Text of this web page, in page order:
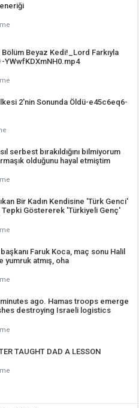
Beyaz Kedi!_Lord Farkıyla
YWwfKDXmNH0.mp4
2'nin Sonunda Öldü-e45c6eq6-
serbest bırakıldığını bilmiyorum
olduğunu hayal etmiştim
Bir Kadın Kendisine 'Türk Genci'
Tepki Göstererek 'Türkiyeli Genç'
Faruk Koca, maç sonu Halil
yumruk atmış, oha
ago. Hamas troops emerge
destroying Israeli logistics
TAUGHT DAD A LESSON